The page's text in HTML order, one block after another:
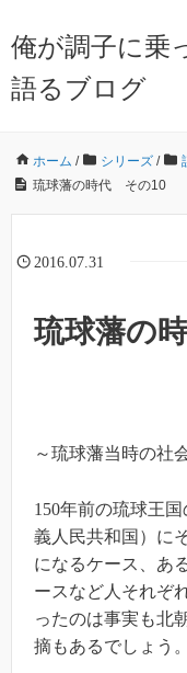
俺が調子に乗
語るブログ
ホーム / シリーズ /
琉球藩の時代 その10
2016.07.31
琉球藩の
～琉球藩当時の社
150年前の琉球王
義人民共和国）に
になるケース、あ
ースなど人それぞ
ったのは事実も北
摘もあるでしょう。